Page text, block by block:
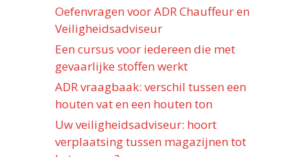
Oefenvragen voor ADR Chauffeur en
Veiligheidsadviseur
Een cursus voor iedereen die met
gevaarlijke stoffen werkt
ADR vraagbaak: verschil tussen een
houten vat en een houten ton
Uw veiligheidsadviseur: hoort
verplaatsing tussen magazijnen tot